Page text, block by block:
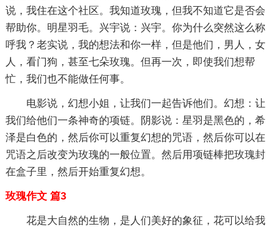
说，我住在这个社区。我知道玫瑰，但我不知道它是否会
帮助你。明星羽毛。兴宇说：兴宇。你为什么突然这么称
呼我？老实说，我的想法和你一样，但是他们，男人，女
人，看门狗，甚至七朵玫瑰。但再一次，即使我们想帮
忙，我们也不能做任何事。
电影说，幻想小姐，让我们一起告诉他们。幻想：让
我们给他们一条神奇的项链。阴影说：星羽是黑色的，希
泽是白色的，然后你可以重复幻想的咒语，然后你可以在
咒语之后改变为玫瑰的一般位置。然后用项链棒把玫瑰封
在盒子里，然后开始重复幻想。
玫瑰作文 篇3
花是大自然的生物，是人们美好的象征，花可以给我